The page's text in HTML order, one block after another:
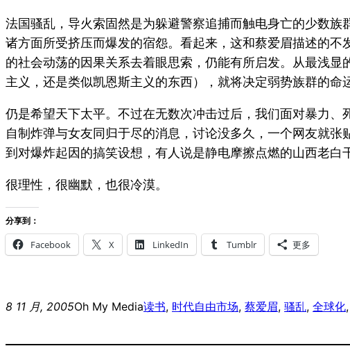
法国骚乱，导火索固然是为躲避警察追捕而触电身亡的少数
诸方面所受挤压而爆发的宿怨。看起来，这和蔡爱眉描述的
的社会动荡的因果关系去着眼思索，仍能有所启发。从最浅
主义，还是类似凯恩斯主义的东西），就将决定弱势族群的命
仍是希望天下太平。不过在无数次冲击过后，我们面对暴力
自制炸弹与女友同归于尽的消息，讨论没多久，一个网友就
到对爆炸起因的搞笑设想，有人说是静电摩擦点燃的山西老
很理性，很幽默，也很冷漠。
分享到：
Facebook X LinkedIn Tumblr 更多
8 11 月, 2005Oh My Media读书, 时代自由市场, 蔡爱眉, 骚乱, 全球化,